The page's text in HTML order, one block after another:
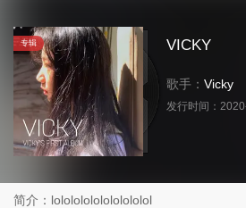
专辑 VICKY
歌手： Vicky
发行时间：
简介：lolololololololololol